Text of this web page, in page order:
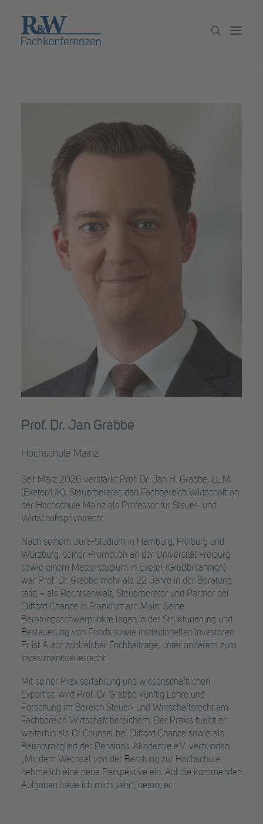
Prof. Dr. Jan Grabbe
Hochschule Mainz
Seit März 2026 verstärkt Prof. Dr. Jan H. Grabbe, LL.M.
(Exeter/UK), Steuerberater, den Fachbereich Wirtschaft an
der Hochschule Mainz als Professor für Steuer- und
Wirtschaftsprivatrecht.
Nach seinem Jura-Studium in Hamburg, Freiburg und
Würzburg, seiner Promotion an der Universität Freiburg
sowie einem Masterstudium in Exeter (Großbritannien)
war Prof. Dr. Grabbe mehr als 22 Jahre in der Beratung
tätig – als Rechtsanwalt, Steuerberater und Partner bei
Clifford Chance in Frankfurt am Main. Seine
Beratungsschwerpunkte lagen in der Strukturierung und
Besteuerung von Fonds sowie institutionellen Investoren.
Er ist Autor zahlreicher Fachbeiträge, unter anderem zum
Investmentsteuerrecht.
Mit seiner Praxiserfahrung und wissenschaftlichen
Expertise wird Prof. Dr. Grabbe künftig Lehre und
Forschung im Bereich Steuer- und Wirtschaftsrecht am
Fachbereich Wirtschaft bereichern. Der Praxis bleibt er
weiterhin als Of Counsel bei Clifford Chance sowie als
Beiratsmitglied der Pensions-Akademie e.V. verbunden.
„Mit dem Wechsel von der Beratung zur Hochschule
nehme ich eine neue Perspektive ein. Auf die kommenden
Aufgaben freue ich mich sehr“, betont er.